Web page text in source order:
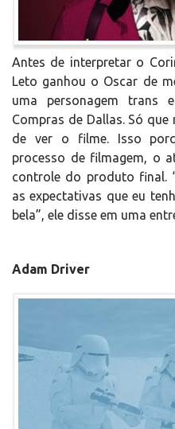
Antes de interpretar o
Leto ganhou o Oscar de
uma personagem trans
Compras de Dallas. Só
de ver o filme. Isso
processo de filmagem, o
controle do produto final.
as expectativas que eu
bela”, ele disse em uma
Adam Driver